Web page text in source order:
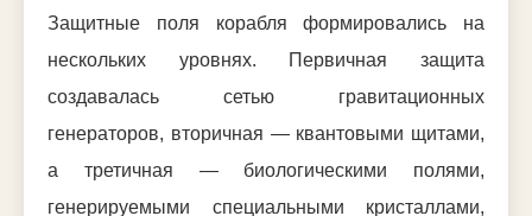
Защитные поля корабля формировались на
нескольких уровнях. Первичная защита
создавалась сетью гравитационных
генераторов, вторичная — квантовыми щитами,
а третичная — биологическими полями,
генерируемыми специальными кристаллами,